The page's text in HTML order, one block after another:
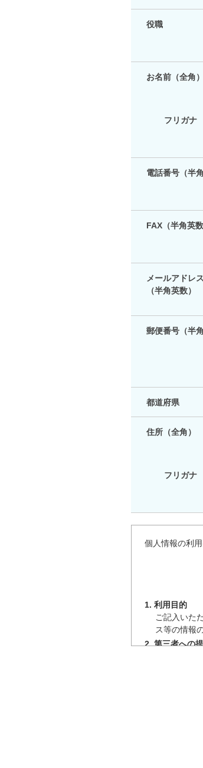
役職
お名前（全角）
フリガナ
電話番号（半角
FAX（半角英数
メールアドレス
（半角英数）
郵便番号（半角
都道府県
住所（全角）
フリガナ
個人情報の利
1. 利用目的
ご記入いた
ス等の情報
2. 第三者への
なく、第
ご記入い
停止、消去
4. ご記入いた